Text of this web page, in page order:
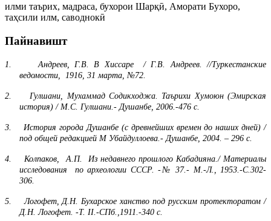
илми таърих, мадраса, бухорои Шарқӣ, Аморати Бухоро,
таҳсили илм, саводнокӣ
Пайнавишт
1.
Андреев, Г.В. В Хиссаре / Г.В. Андреев. //Туркестанские
ведомости, 1916, 31 марта, №72.
2.
Гулшани, Мухаммад Содикходжа. Таърихи Хумоюн (Эмирская
история) / М.С. Гулшани.- Душанбе, 2006.-476 с.
3.
История города Душанбе (с древнейших времен до наших дней) /
под общей редакцией М Убайдуллоева.- Душанбе, 2004. – 296 с.
4.
Колпаков, А.П. Из недавнего прошлого Кабадияна./ Материалы
исследования по археологии СССР. -№ 37.- М.-Л., 1953.-С.302-
306.
5.
Логофет, Д.Н. Бухарское ханство под русским протекторатом /
Д.Н. Логофет. -Т. II.-СПб.,1911.-340 с.